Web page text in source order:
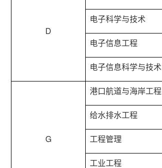
D
电子科学与技术
电子信息工程
电子信息科学与技术
G
港口航道与海岸工程
给水排水工程
工程管理
工业工程